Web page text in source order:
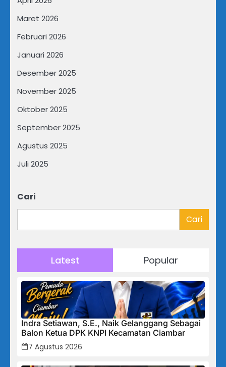
Maret 2026
Februari 2026
Januari 2026
Desember 2025
November 2025
Oktober 2025
September 2025
Agustus 2025
Juli 2025
Cari
Cari
Latest Popular
Indra Setiawan, S.E., Naik Gelanggang Sebagai
Balon Ketua DPK KNPI Kecamatan Ciambar
7 Agustus 2026